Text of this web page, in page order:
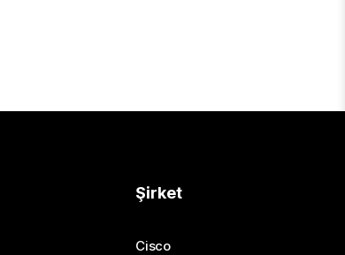
Şirket
Cisco